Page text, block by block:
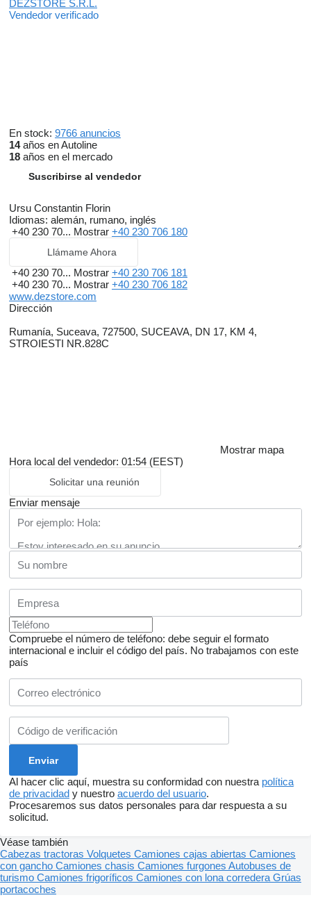
DEZSTORE S.R.L.
Vendedor verificado
En stock: 9766 anuncios
14años en Autoline
18 años en el mercado
Suscribirse al vendedor
Ursu Constantin Florin
Idiomas: alemán, rumano, inglés
+40 230 70... Mostrar +40 230 706 180
Llámame Ahora
+40 230 70... Mostrar +40 230 706 181
+40 230 70... Mostrar +40 230 706 182
www.dezstore.com
Dirección
Rumanía, Suceava, 727500, SUCEAVA, DN 17, KM 4,
STROIESTI NR.828C
Mostrar mapa
Hora local del vendedor: 01:54 (EEST)
Solicitar una reunión
Enviar mensaje
Compruebe el número de teléfono: debe seguir el formato
internacional e incluir el código del país. No trabajamos con este
país
Al hacer clic aquí, muestra su conformidad con nuestra política
de privacidad y nuestro acuerdo del usuario.
Procesaremos sus datos personales para dar respuesta a su
solicitud.
Véase también
Cabezas tractoras Volquetes Camiones cajas abiertas Camiones
con gancho Camiones chasis Camiones furgones Autobuses de
turismo Camiones frigoríficos Camiones con lona corredera Grúas
portacoches